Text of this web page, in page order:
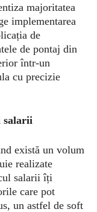
majoritatea
implementarea
de
de pontaj din
într-un
cu precizie
salarii
există un volum
realizate
salarii îți
care pot
un astfel de soft